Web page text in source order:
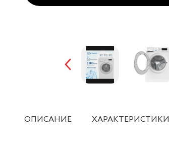
ОПИСАНИЕ ХАРАКТЕРИСТИКИ